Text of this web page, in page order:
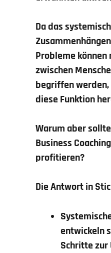
Da das
Probleme
zwischen
begriffen
diese Funktion
Warum aber
Business
profitieren?
Die Antwort in
entwickeln
Schritte zur